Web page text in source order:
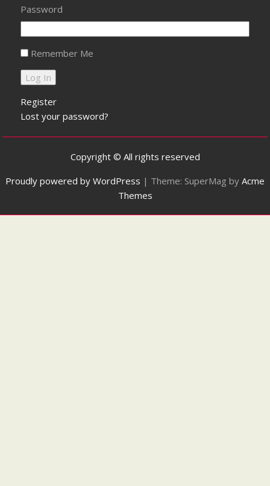
Password
Remember Me
Register
Lost your password?
Copyright © All rights reserved
Proudly powered by WordPress | Theme: SuperMag by Acme
Themes